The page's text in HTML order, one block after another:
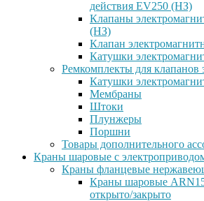
действия EV250 (НЗ)
Клапаны
(НЗ)
Клапан
Катушки
Ремкомплекты для клапанов
Катушки
Мембраны
Штоки
Плунжеры
Поршни
Товары дополнительного
Краны шаровые с
Краны фланцевые
Краны шаровые
открыто/закрыто